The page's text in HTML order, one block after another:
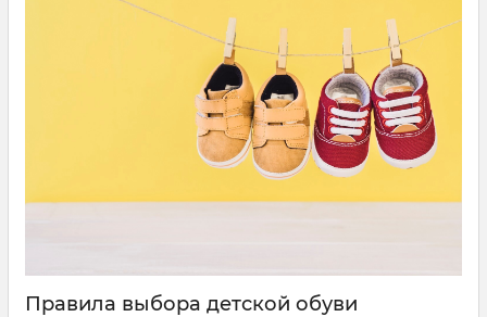
Правила выбора детской обуви